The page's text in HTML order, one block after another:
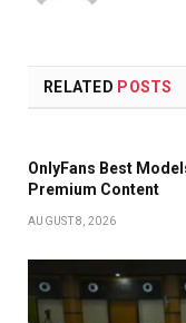
RELATED POSTS
OnlyFans Best
Premium Content
AUGUST 8, 2026